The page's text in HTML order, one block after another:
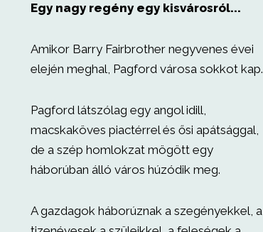
Egy nagy regény egy kisvárosról...
Amikor Barry Fairbrother negyvenes évei
elején meghal, Pagford városa sokkot kap.
Pagford látszólag egy angol idill,
macskaköves piactérrel és ősi apátsággal,
de a szép homlokzat mögött egy
háborúban álló város húzódik meg.
A gazdagok háborúznak a szegényekkel, a